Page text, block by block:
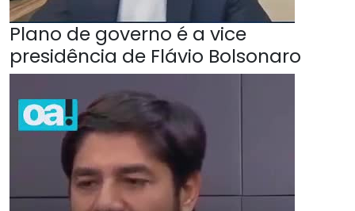
Plano de governo é a vice
presidência de Flávio Bolsonaro